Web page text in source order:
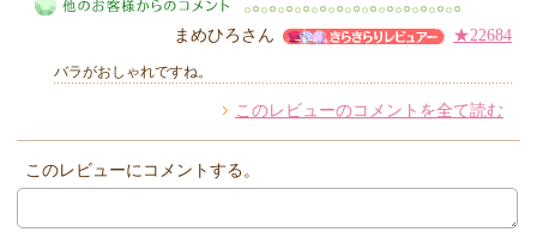
他のお客様からのコメント
まめひろさん ★22684
バラがおしゃれですね。
このレビューのコメントを全て読む
このレビューにコメントする。